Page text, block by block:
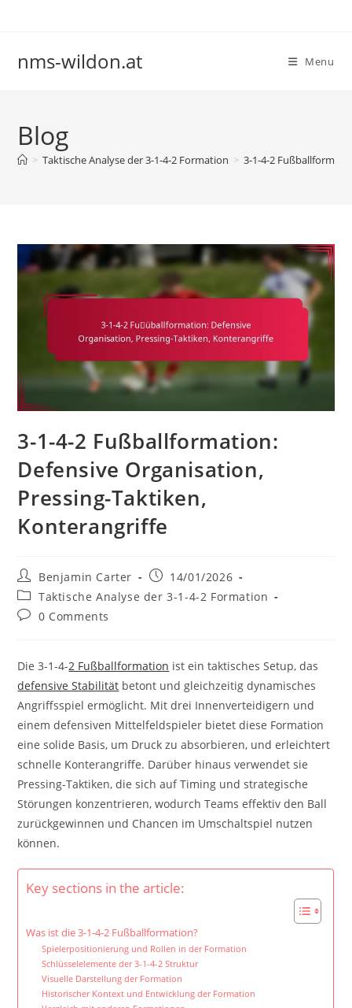
nms-wildon.at Menu
Blog
> Taktische Analyse der 3-1-4-2 Formation > 3-1-4-2
3-1-4-2 Fußballformation:
Defensive Organisation,
Pressing-Taktiken,
Konterangriffe
Post
author:
Benjamin Carter
Post
published:
14/01/2026
Post
category:
Taktische Analyse der 3-1-4-2 Formation
Post0 Comments
Die 3-1-4-2 Fußballformation ist ein taktisches Setup, das
defensive Stabilität betont und gleichzeitig dynamisches
Angriffsspiel ermöglicht. Mit drei Innenverteidigern und
einem defensiven Mittelfeldspieler bietet diese Formation
eine solide Basis, um Druck zu absorbieren, und erleichtert
schnelle Konterangriffe. Darüber hinaus verwendet sie
Pressing-Taktiken, die sich auf Timing und strategische
Störungen konzentrieren, wodurch Teams effektiv den Ball
zurückgewinnen und Chancen im Umschaltspiel nutzen
können.
Key sections in the article:
Was ist die 3-1-4-2 Fußballformation?
Spielerpositionierung und Rollen in der Formation
Schlüsselelemente der 3-1-4-2 Struktur
Visuelle Darstellung der Formation
Historischer Kontext und Entwicklung der Formation